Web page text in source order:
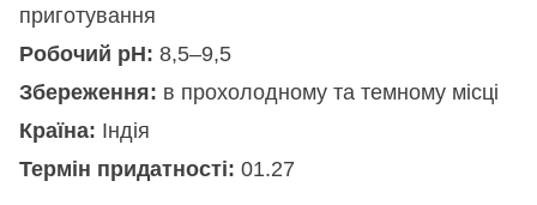
приготування
Робочий рН: 8,5–9,5
Збереження: в прохолодному та темному місці
Країна: Індія
Термін придатності: 01.27